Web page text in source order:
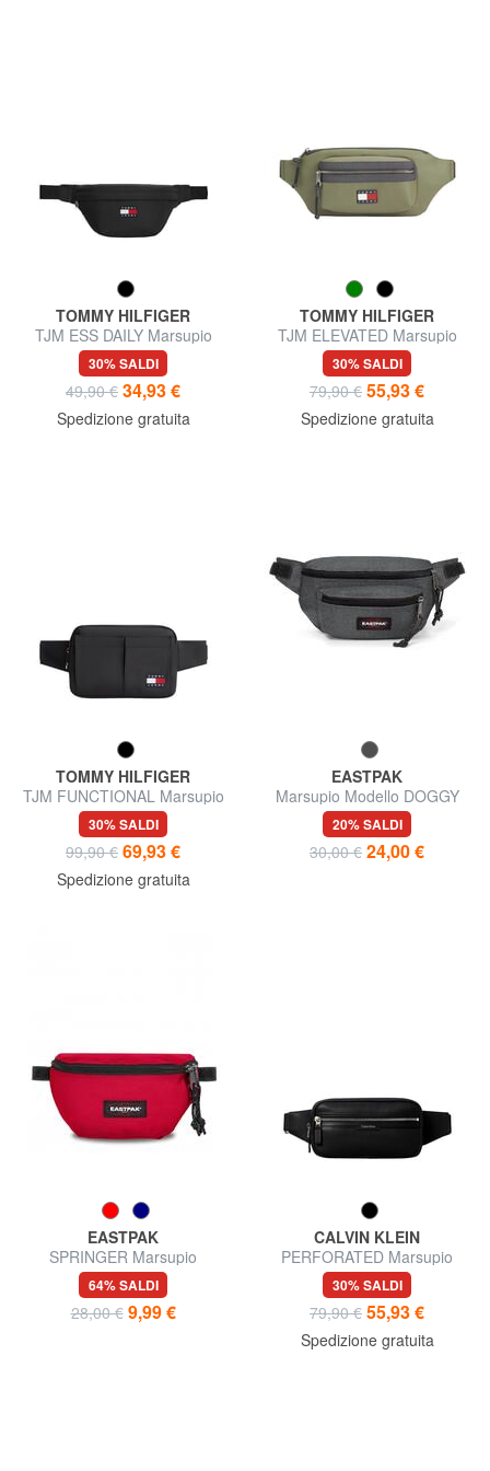
TOMMY HILFIGER
TJM ESS DAILY Marsupio
30% SALDI
49,90 € 34,93 €
Spedizione gratuita
TOMMY HILFIGER
TJM ELEVATED Marsupio
30% SALDI
79,90 € 55,93 €
Spedizione gratuita
TOMMY HILFIGER
TJM FUNCTIONAL Marsupio
30% SALDI
99,90 € 69,93 €
Spedizione gratuita
EASTPAK
Marsupio Modello DOGGY
BAG
20% SALDI
30,00 € 24,00 €
EASTPAK
SPRINGER Marsupio
64% SALDI
28,00 € 9,99 €
CALVIN KLEIN
PERFORATED Marsupio
30% SALDI
79,90 € 55,93 €
Spedizione gratuita